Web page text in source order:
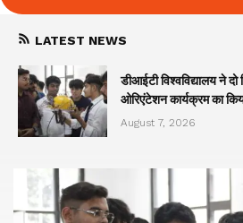
LATEST NEWS
डीआईटी विश्वविद्यालय ने दो
ओरिएंटेशन कार्यक्रम का
August 7, 2026